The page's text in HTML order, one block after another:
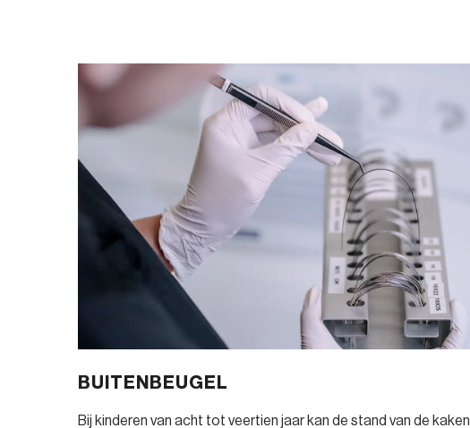
BUITENBEUGEL
Bij kinderen van acht tot veertien jaar kan de stand van de kaken